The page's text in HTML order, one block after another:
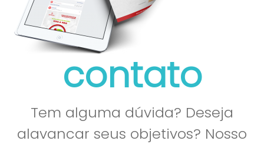
contato
Tem alguma dúvida? Deseja
alavancar seus objetivos? Nosso